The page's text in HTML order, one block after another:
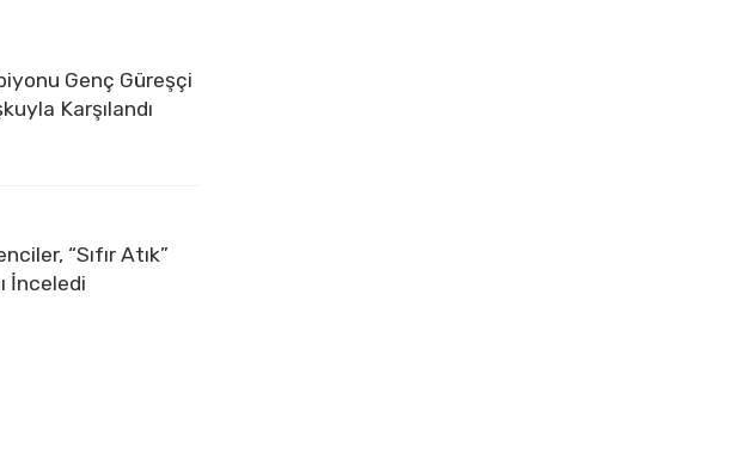
Genç Güreşçi
Karşılandı
“Sıfır Atık”
İnceledi